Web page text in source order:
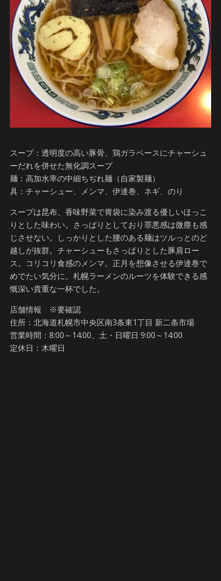
スープ：透明度の高い豚骨、鶏ガラベースにチャーシュ
ーだれを併せた無化調スープ
麺：高加水率の中細ちぢれ麺（自家製麺）
具：チャーシュー、メンマ、伊達巻、ネギ、のり
スープは昆布、香味野菜で胃袋に染み渡る優しいほっこ
りとした味わい。さっぱりとしており罪悪感は微塵も感
じさせない。しっかりとした腰のある麺はツルっとのど
越しが抜群。チャーシューもさっぱりとした豚肩ロー
ス。コリコリ食感のメンマ。正月を想像させる伊達巻で
めでたい気分に。札幌ラーメンのルーツを体験できる感
慨深い貴重な一杯でした。
店舗情報 ※要確認
住所：北海道札幌市中央区南3条東1丁目 新二条市場
営業時間：8:00～14:00、土・日曜日 9:00～14:00
定休日：木曜日